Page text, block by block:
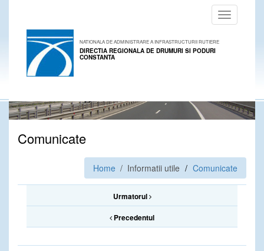
Toggle
navigation
NATIONALA DE ADMINISTRARE A INFRASTRUCTURII RUTIERE
DIRECTIA REGIONALA DE DRUMURI SI PODURI
CONSTANTA
Comunicate
Home / Informatii utile Comunicate
Urmatorul
Precedentul